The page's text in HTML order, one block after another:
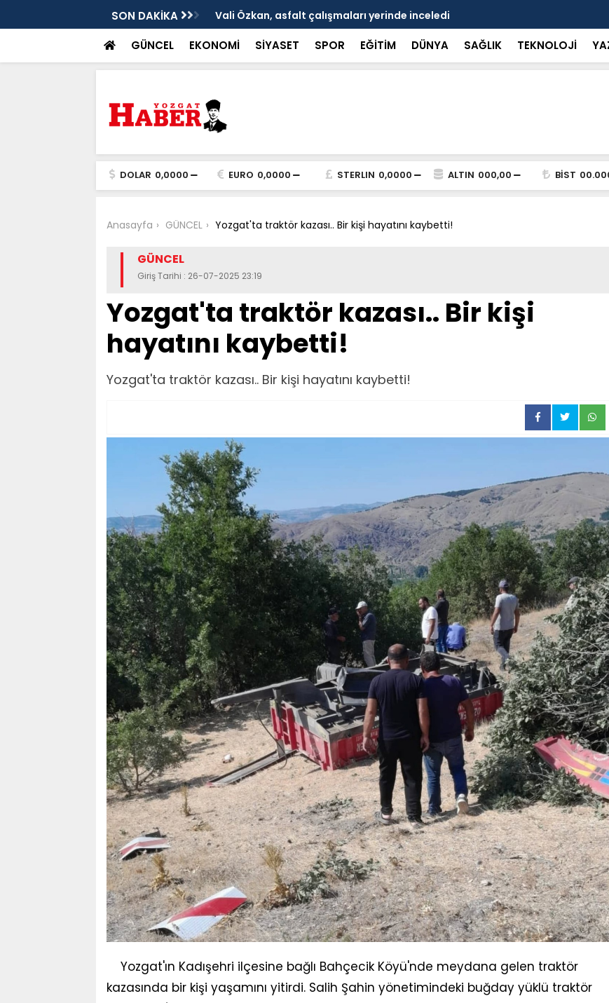
SON DAKİKA Vali Özkan, asfalt çalışmaları yerinde inceledi Bakan
GÜNCEL EKONOMİ SİYASET SPOR EĞİTİM DÜNYA SAĞLIK TEKNOLOJİ
DOLAR 0,0000 EURO 0,0000 STERLIN 0,0000 ALTIN 000,00 BİST
Anasayfa GÜNCEL Yozgat'ta traktör kazası.. Bir kişi hayatını kaybetti!
GÜNCEL
Giriş Tarihi : 26-07-2025 23:19
Yozgat'ta traktör kazası.. Bir kişi
hayatını kaybetti!
Yozgat'ta traktör kazası.. Bir kişi hayatını kaybetti!
Yozgat'ın Kadışehri ilçesine bağlı Bahçecik Köyü'nde meydana gelen traktör
kazasında bir kişi yaşamını yitirdi. Salih Şahin yönetimindeki buğday yüklü traktör